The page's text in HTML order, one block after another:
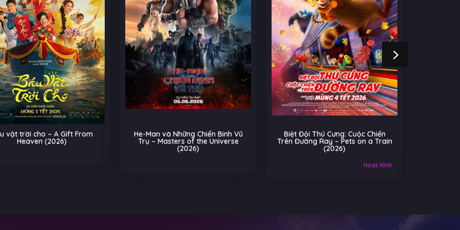
He-Man và Những Chiến Binh Vũ
Trụ – Masters of the Universe
(2026)
Biệt Đội Thú Cưng: Cuộc Chiến
Trên Đường Ray – Pets on a Train
Cú Nhảy Kỳ Diệu – Hoppers
(2026)